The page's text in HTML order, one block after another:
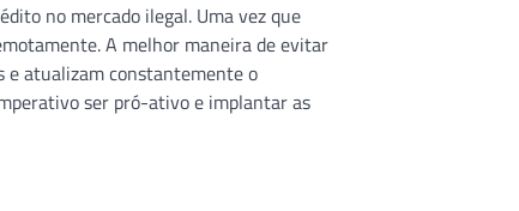
no mercado ilegal. Uma vez que
A melhor maneira de evitar
e atualizam constantemente o
ser pró-ativo e implantar as